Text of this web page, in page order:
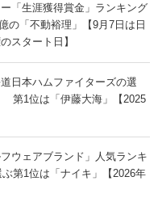
「生涯獲得賞金」ランキング
「不動裕理」【9月7日は日
スタート日】
日本ハムファイターズの選
第1位は「伊藤大海」【2025
ウェアブランド」人気ランキ
第1位は「ナイキ」【2026年